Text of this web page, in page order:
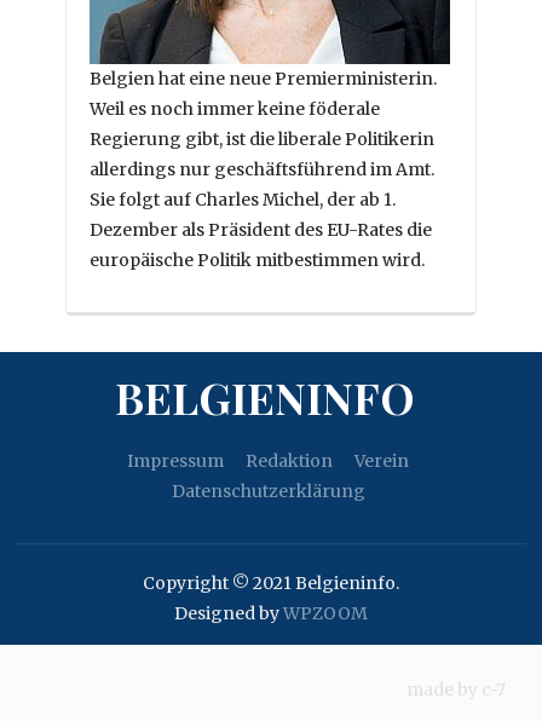
Belgien hat eine neue Premierministerin.
Weil es noch immer keine föderale
Regierung gibt, ist die liberale Politikerin
allerdings nur geschäftsführend im Amt.
Sie folgt auf Charles Michel, der ab 1.
Dezember als Präsident des EU-Rates die
europäische Politik mitbestimmen wird.
BELGIENINFO
Impressum Redaktion
Verein
Datenschutzerklärung
Copyright © 2021 Belgieninfo.
Designed byWPZOOM
made by c-7